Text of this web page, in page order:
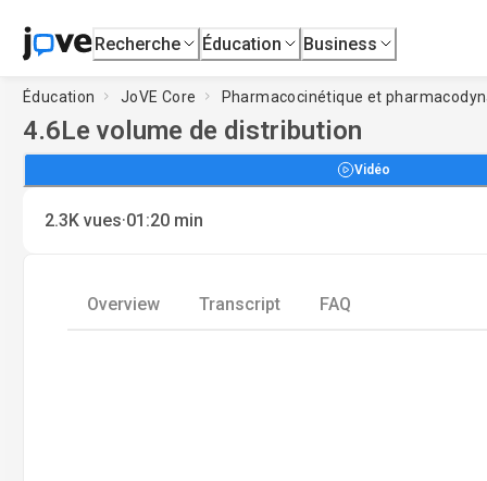
Recherche Éducation Business
Éducation JoVE Core Pharmacocinétique et
4.6Le volume de distribution
Vidéo
2.3K vues·01:20 min
Overview Transcript FAQ